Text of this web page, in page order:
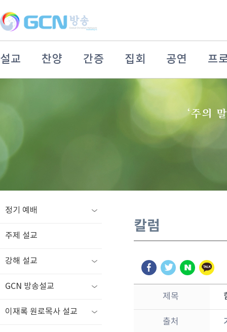
설교 찬양 간증 집회 공연 프
정기 예배
주제 설교
강해 설교
GCN 방송설교
이재록 원로목사 설교
칼럼
제목
출처